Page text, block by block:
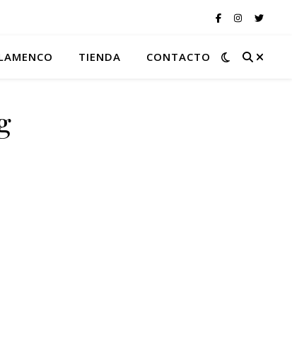
TIENDA CONTACTO